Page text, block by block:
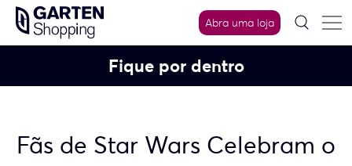
Skip
content
Abra uma loja
Fique por dentro
Fãs de Star Wars Celebram o